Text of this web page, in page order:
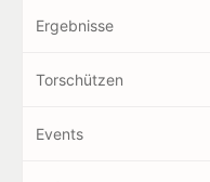
Ergebnisse
Torschützen
Events